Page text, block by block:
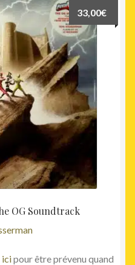
OG Soundtrack
33,00€
icipour être prévenu quand